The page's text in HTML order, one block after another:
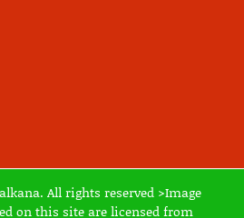
All rights reserved >Image
on this site are licensed from